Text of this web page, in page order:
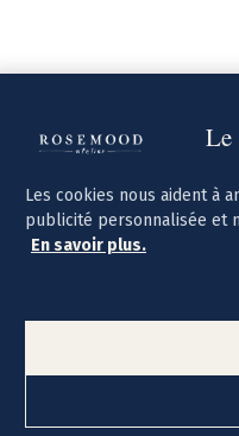
Le
Les cookies nous aident à
publicité personnalisée et
En savoir plus.